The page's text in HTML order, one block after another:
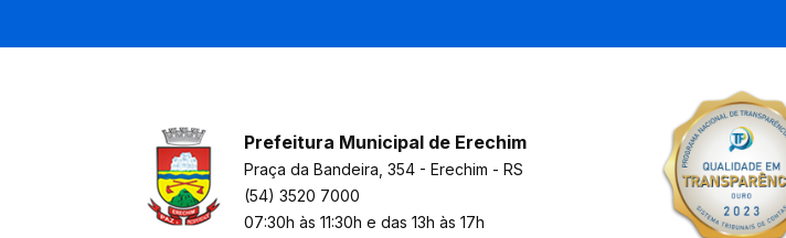
Prefeitura Municipal de Erechim
Praça da Bandeira, 354 - Erechim - RS
(54) 3520 7000
07:30h às 11:30h e das 13h às 17h